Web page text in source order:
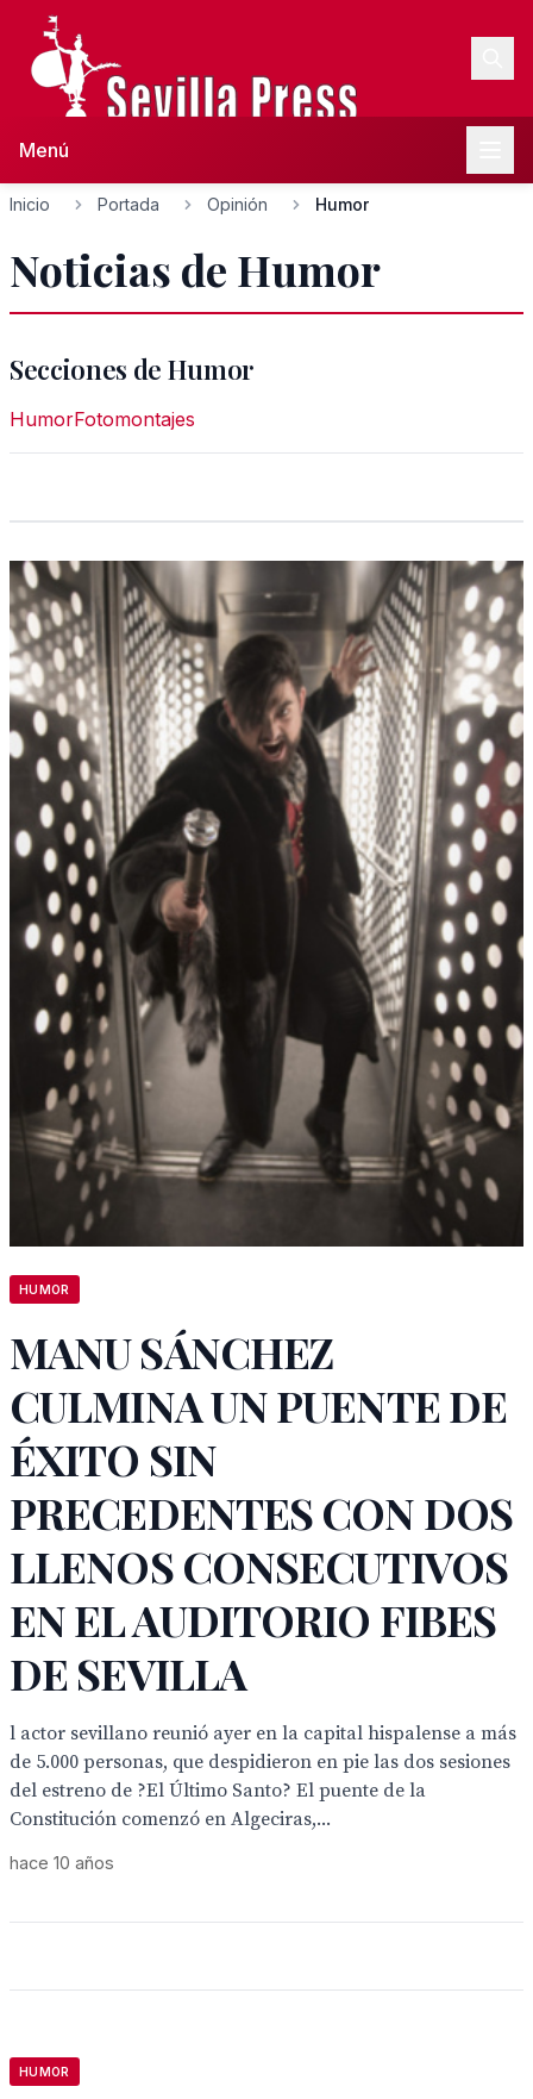
Menú
Inicio Portada Opinión Humor
Noticias de Humor
Secciones de Humor
HumorFotomontajes
HUMOR
MANU SÁNCHEZ
CULMINA UN PUENTE DE
ÉXITO SIN
PRECEDENTES CON DOS
LLENOS CONSECUTIVOS
EN EL AUDITORIO FIBES
DE SEVILLA
l actor sevillano reunió ayer en la capital hispalense a más
de 5.000 personas, que despidieron en pie las dos sesiones
del estreno de ?El Último Santo? El puente de la
Constitución comenzó en Algeciras,...
hace 10 años
HUMOR